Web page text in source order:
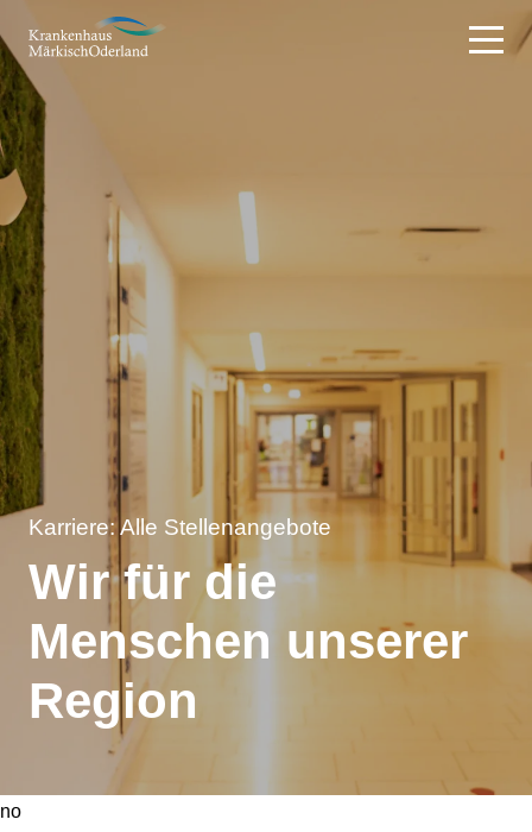
Karriere: Alle Stellenangebote
Wir für die
Menschen unserer
Region
no